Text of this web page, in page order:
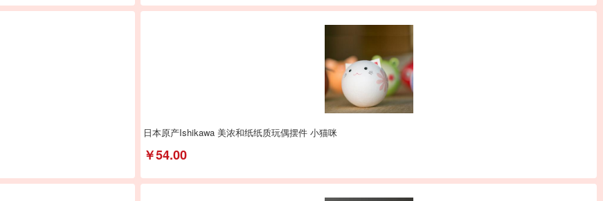
日本原产Ishikawa 美浓和纸纸质玩偶摆件 小猫咪
￥54.00